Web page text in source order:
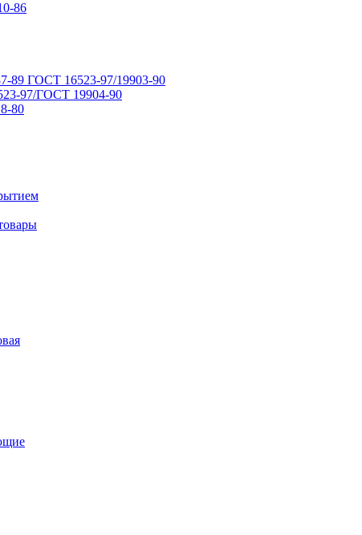
86
89 ГОСТ 16523-97/19903-90
97/ГОСТ 19904-90
80